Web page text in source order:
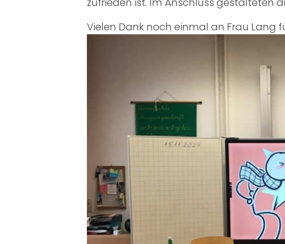
Vielen Dank noch einmal an Frau Lang